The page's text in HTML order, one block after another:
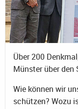
Über 200
Münster über den
Wie können wir
schützen? Wozu